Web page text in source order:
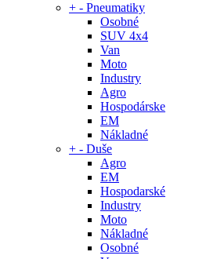
+ - Pneumatiky
Osobné
SUV 4x4
Van
Moto
Industry
Agro
Hospodárske
EM
Nákladné
+ - Duše
Agro
EM
Hospodarské
Industry
Moto
Nákladné
Osobné